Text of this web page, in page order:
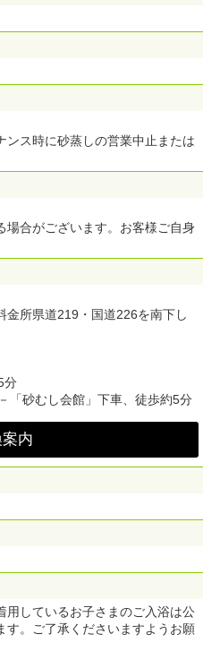
ス時に砂蒸しの営業中止または
合がございます。お客様ご自身
金所県道219・国道226を南下し
分
「砂むし会館」下車、徒歩約5分
内
しているお子さまのご入浴は公
す。ご了承くださいますようお願